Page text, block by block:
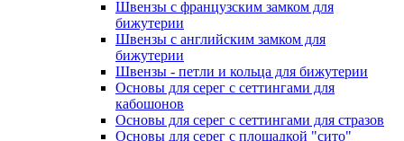
Швензы с французским замком для
бижутерии
Швензы с английским замком для
бижутерии
Швензы - петли и кольца для бижутерии
Основы для серег с сеттингами для
кабошонов
Основы для серег с сеттингами для стразов
Основы для серег с площадкой "сито"